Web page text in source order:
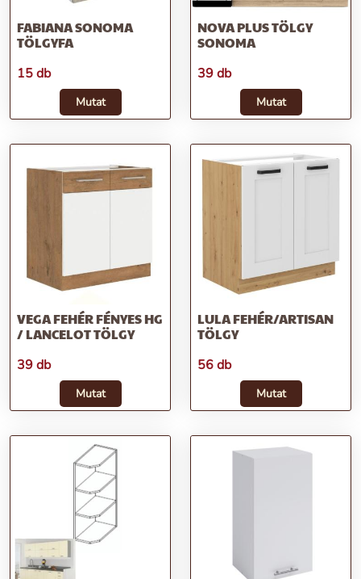
FABIANA SONOMA
TÖLGYFA
15 db
Mutat
NOVA PLUS TÖLGY
SONOMA
39 db
Mutat
VEGA FEHÉR FÉNYES HG
/ LANCELOT TÖLGY
39 db
Mutat
LULA FEHÉR/ARTISAN
TÖLGY
56 db
Mutat